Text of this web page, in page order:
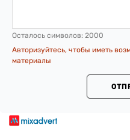
Осталось символов: 2000
Авторизуйтесь, чтобы иметь
материалы